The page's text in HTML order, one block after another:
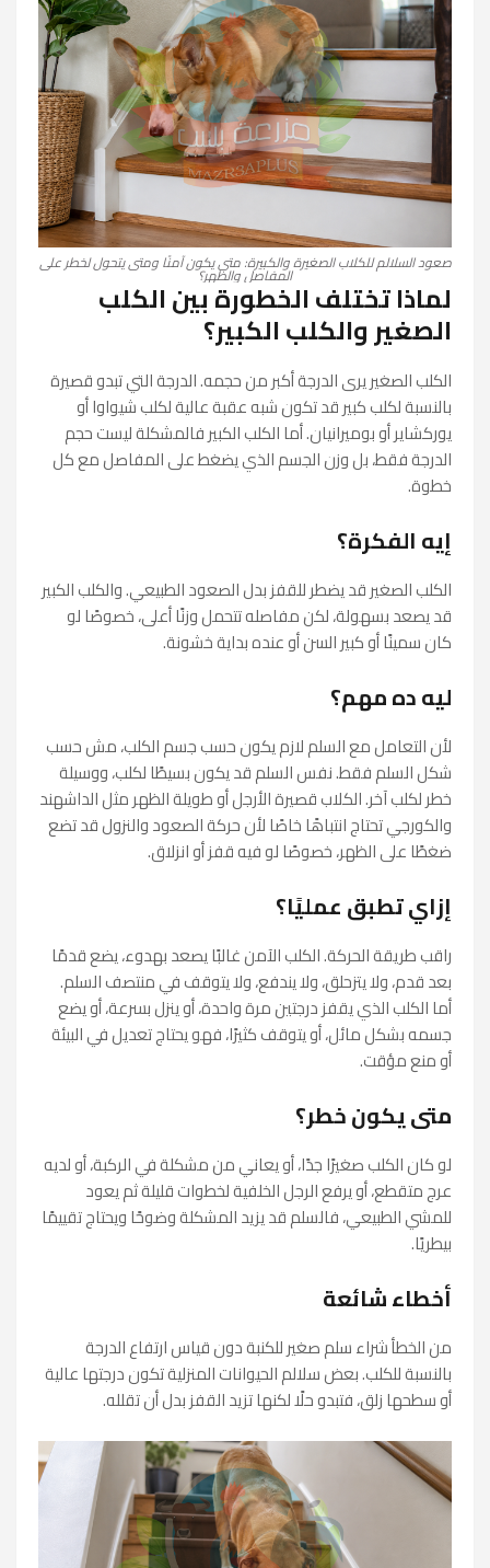
صعود السلالم للكلاب الصغيرة والكبيرة: متى يكون آمنًا ومتى يتحول لخطر على
المفاصل والظهر؟
لماذا تختلف الخطورة بين الكلب
الصغير والكلب الكبير؟
الكلب الصغير يرى الدرجة أكبر من حجمه. الدرجة التي تبدو قصيرة
بالنسبة لكلب كبير قد تكون شبه عقبة عالية لكلب شيواوا أو
يوركشاير أو بوميرانيان. أما الكلب الكبير فالمشكلة ليست حجم
الدرجة فقط، بل وزن الجسم الذي يضغط على المفاصل مع كل
خطوة.
إيه الفكرة؟
الكلب الصغير قد يضطر للقفز بدل الصعود الطبيعي. والكلب الكبير
قد يصعد بسهولة، لكن مفاصله تتحمل وزنًا أعلى، خصوصًا لو
كان سمينًا أو كبير السن أو عنده بداية خشونة.
ليه ده مهم؟
لأن التعامل مع السلم لازم يكون حسب جسم الكلب، مش حسب
شكل السلم فقط. نفس السلم قد يكون بسيطًا لكلب، ووسيلة
خطر لكلب آخر. الكلاب قصيرة الأرجل أو طويلة الظهر مثل الداشهند
والكورجي تحتاج انتباهًا خاصًا لأن حركة الصعود والنزول قد تضع
ضغطًا على الظهر، خصوصًا لو فيه قفز أو انزلاق.
إزاي تطبق عمليًا؟
راقب طريقة الحركة. الكلب الآمن غالبًا يصعد بهدوء، يضع قدمًا
بعد قدم، ولا يتزحلق، ولا يندفع، ولا يتوقف في منتصف السلم.
أما الكلب الذي يقفز درجتين مرة واحدة، أو ينزل بسرعة، أو يضع
جسمه بشكل مائل، أو يتوقف كثيرًا، فهو يحتاج تعديل في البيئة
أو منع مؤقت.
متى يكون خطر؟
لو كان الكلب صغيرًا جدًا، أو يعاني من مشكلة في الركبة، أو لديه
عرج متقطع، أو يرفع الرجل الخلفية لخطوات قليلة ثم يعود
للمشي الطبيعي، فالسلم قد يزيد المشكلة وضوحًا ويحتاج تقييمًا
بيطريًا.
أخطاء شائعة
من الخطأ شراء سلم صغير للكنبة دون قياس ارتفاع الدرجة
بالنسبة للكلب. بعض سلالم الحيوانات المنزلية تكون درجتها عالية
أو سطحها زلق، فتبدو حلًا لكنها تزيد القفز بدل أن تقلله.